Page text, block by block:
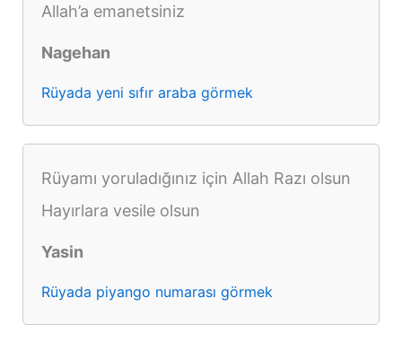
Allah’a emanetsiniz
Nagehan
Rüyada yeni sıfır araba görmek
Rüyamı yoruladığınız için Allah Razı olsun
Hayırlara vesile olsun
Yasin
Rüyada piyango numarası görmek